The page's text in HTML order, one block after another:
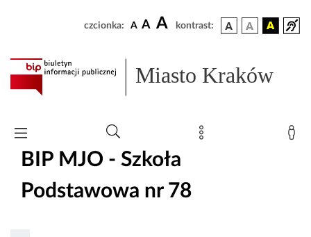
czcionka: A A A kontrast:
Miasto Kraków
BIP MJO - Szkoła
Podstawowa nr 78